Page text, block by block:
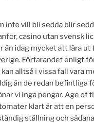
inte vill bli sedda blir
casino utan svensk
än idag mycket att lära
Förfarandet enligt
alltså i vissa fall vara
än de redan befintliga
vi inga pengar. Age of
klart är att en
ställning och